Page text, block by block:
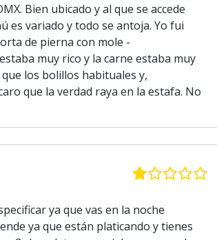
Bien ubicado y al que se accede
es variado y todo se antoja. Yo fui
de pierna con mole -
muy rico y la carne estaba muy
los bolillos habituales y,
que la verdad raya en la estafa. No
ya que vas en la noche
ya que están platicando y tienes